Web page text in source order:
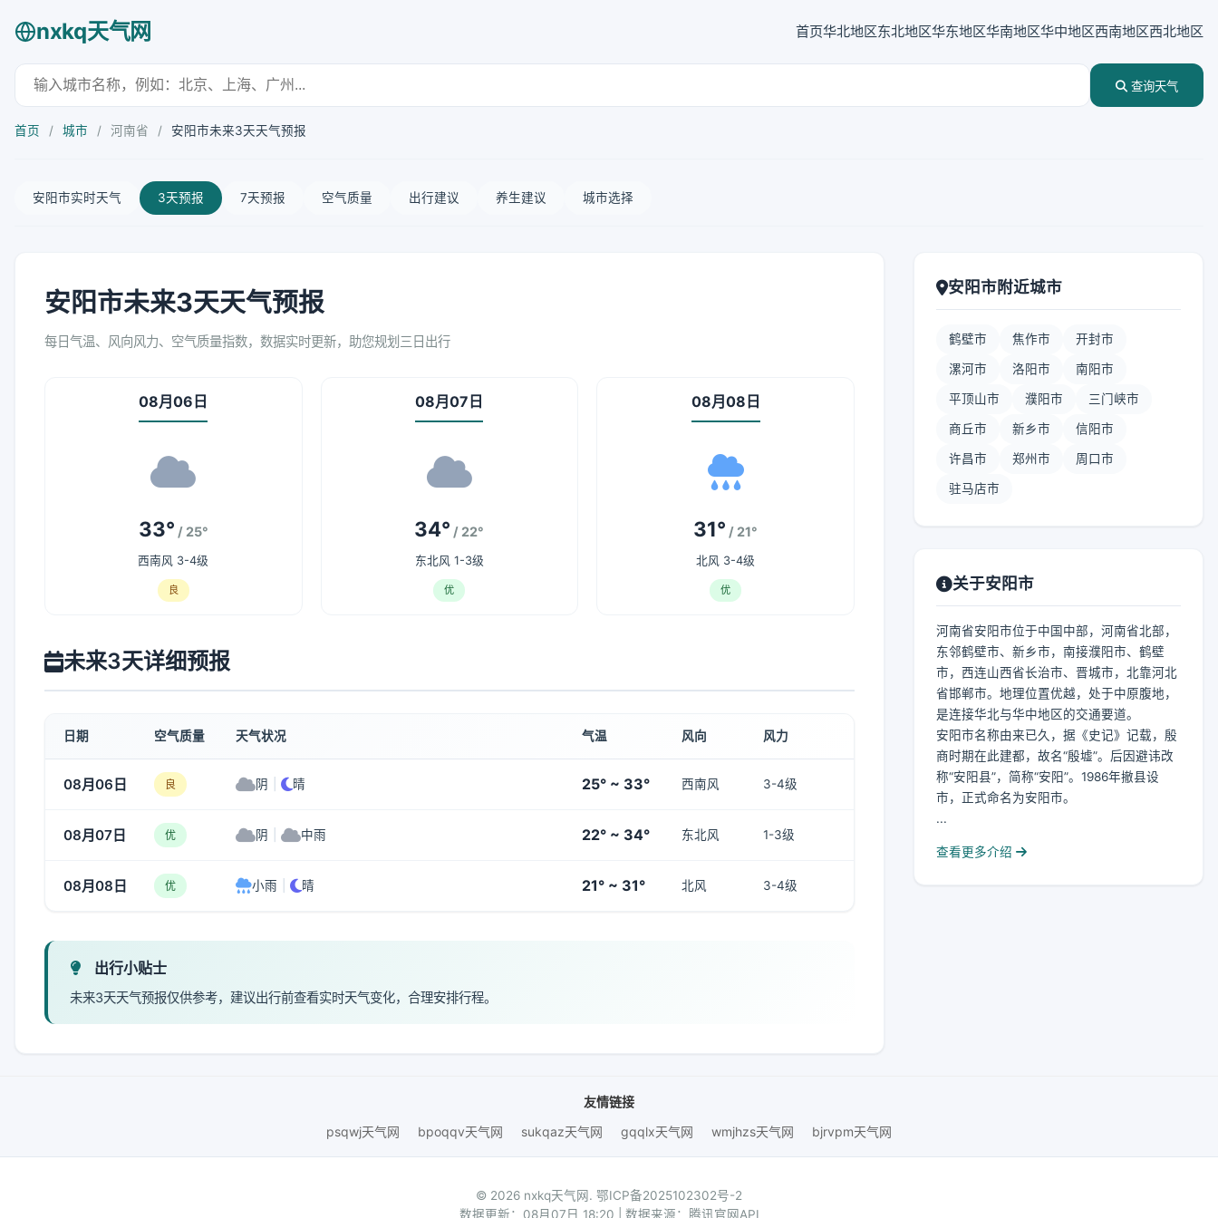
nxkq天气网 首页华北地区东北地区华东地区华南地区华中地区西南地区西北地区
查询天气
首页 / 城市 / 河南省 / 安阳市未来3天天气预报
安阳市实时天气 3天预报 7天预报 空气质量 出行建议 养生建议 城市选择
安阳市未来3天天气预报
每日气温、风向风力、空气质量指数，数据实时更新，助您规划三日出行
08月06日
33° / 25°
西南风 3-4级
良
08月07日
34° / 22°
东北风 1-3级
优
08月08日
31° / 21°
北风 3-4级
优
未来3天详细预报
日期 空气质量 天气状况 气温 风向 风力
08月06日 良 阴 晴 25° ~ 33° 西南风 3-4级
08月07日 优 阴 中雨 22° ~ 34° 东北风 1-3级
08月08日 优 小雨 晴 21° ~ 31° 北风 3-4级
出行小贴士
未来3天天气预报仅供参考，建议出行前查看实时天气变化，合理安排行程。
安阳市附近城市
鹤壁市 焦作市 开封市
漯河市 洛阳市 南阳市
平顶山市 濮阳市 三门峡市
商丘市 新乡市 信阳市
许昌市 郑州市 周口市
驻马店市
关于安阳市
河南省安阳市位于中国中部，河南省北部，
东邻鹤壁市、新乡市，南接濮阳市、鹤壁
市，西连山西省长治市、晋城市，北靠河北
省邯郸市。地理位置优越，处于中原腹地，
是连接华北与华中地区的交通要道。
安阳市名称由来已久，据《史记》记载，殷
商时期在此建都，故名“殷墟”。后因避讳改
称“安阳县”，简称“安阳”。1986年撤县设
市，正式命名为安阳市。
...
查看更多介绍
友情链接
psqwj天气网
bpoqqv天气网 sukqaz天气网 gqqlx天气网 wmjhzs天气网 bjrvpm天气网
© 2026 nxkq天气网. 鄂ICP备2025102302号-2
数据更新：08月07日 18:20 | 数据来源：腾讯官网API